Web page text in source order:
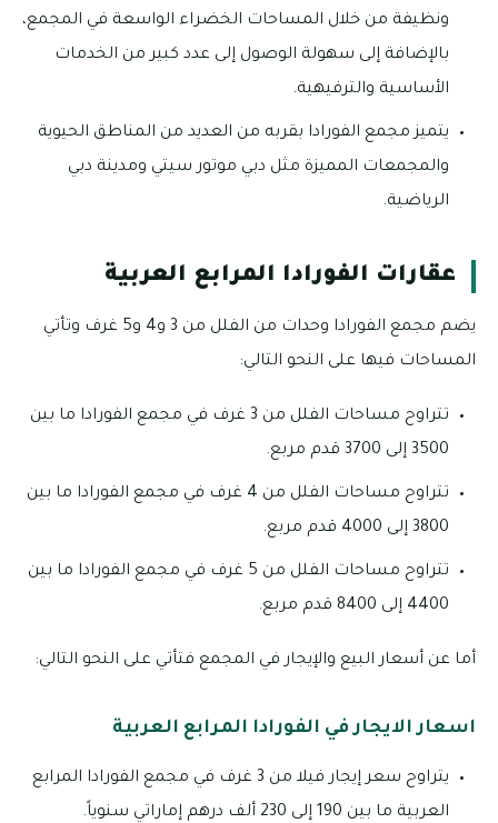
ونظيفة من خلال المساحات الخضراء الواسعة في المجمع،
بالإضافة إلى سهولة الوصول إلى عدد كبير من الخدمات
الأساسية والترفيهية.
يتميز مجمع الفورادا بقربه من العديد من المناطق الحيوية
والمجمعات المميزة مثل دبي موتور سيتي ومدينة دبي
الرياضية.
عقارات الفورادا المرابع العربية
يضم مجمع الفورادا وحدات من الفلل من 3 و4 و5 غرف وتأتي
المساحات فيها على النحو التالي:
تتراوح مساحات الفلل من 3 غرف في مجمع الفورادا ما بين
3500 إلى 3700 قدم مربع.
تتراوح مساحات الفلل من 4 غرف في مجمع الفورادا ما بين
3800 إلى 4000 قدم مربع.
تتراوح مساحات الفلل من 5 غرف في مجمع الفورادا ما بين
4400 إلى 8400 قدم مربع.
أما عن أسعار البيع والإيجار في المجمع فتأتي على النحو التالي:
اسعار الايجار في الفورادا المرابع العربية
يتراوح سعر إيجار فيلا من 3 غرف في مجمع الفورادا المرابع
العربية ما بين 190 إلى 230 ألف درهم إماراتي سنوياً.